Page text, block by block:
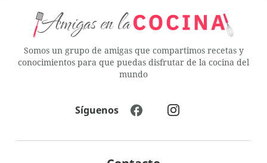
Somos un grupo de amigas que compartimos recetas y
conocimientos para que puedas disfrutar de la cocina del
mundo
Síguenos